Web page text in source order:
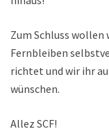
Zum Schluss wollen
Fernbleiben
richtet und wir ihr
wünschen.
Allez SCF!